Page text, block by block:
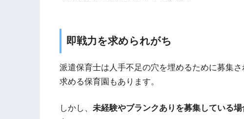
即戦力を求められがち
派遣保育士は人手不足の穴を埋めるために募集
求める保育園もあります。
しかし、 未経験やブランクありを募集している場